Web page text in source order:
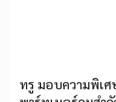
ทรู มอบความพิเศ